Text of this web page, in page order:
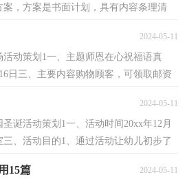
，方案是书面计划，具有内容条理清
2024-05-11
动策划1一、主题师恩在心祝福语真
日三、主要内容购物顾客，可领取邮资
2024-05-11
诞活动策划1一、活动时间20xx年12月
、活动目的1、通过活动让幼儿初步了
15篇 2024-05-11